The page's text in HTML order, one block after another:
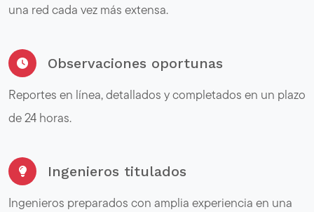
una red cada vez más extensa.
Observaciones oportunas
Reportes en línea, detallados y completados en un plazo
de 24 horas.
Ingenieros titulados
Ingenieros preparados con amplia experiencia en una